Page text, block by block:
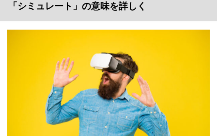
「シミュレート」の意味を詳しく